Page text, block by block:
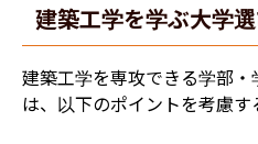
建築工学を学ぶ大学
建築工学を専攻できる学部
は、以下のポイントを考慮す